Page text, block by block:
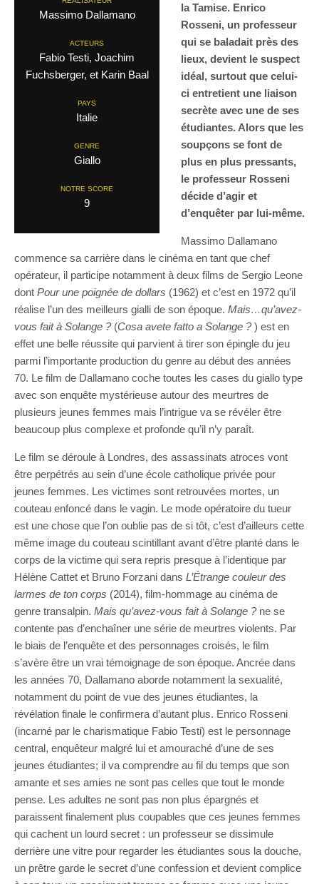
Massimo Dallamano
ACTEURS
Fabio Testi, Joachim
Fuchsberger, et Karin Baal
PAYS
Italie
GENRE
Giallo
NOTRE SCORE
9
la Tamise. Enrico
Rosseni, un professeur
qui se baladait près des
lieux, devient le suspect
idéal, surtout que celui-
ci entretient une liaison
secrète avec une de ses
étudiantes. Alors que les
soupçons se font de
plus en plus pressants,
le professeur Rosseni
décide d’agir et
d’enquêter par lui-même.
Massimo Dallamano
commence sa carrière dans le cinéma en tant que chef
opérateur, il participe notamment à deux films de Sergio Leone
dont Pour une poignée de dollars (1962) et c’est en 1972 qu’il
réalise l’un des meilleurs gialli de son époque. Mais…qu’avez-
vous fait à Solange ? (Cosa avete fatto a Solange ?) est en
effet une belle réussite qui parvient à tirer son épingle du jeu
parmi l’importante production du genre au début des années
70. Le film de Dallamano coche toutes les cases du giallo type
avec son enquête mystérieuse autour des meurtres de
plusieurs jeunes femmes mais l’intrigue va se révéler être
beaucoup plus complexe et profonde qu’il n’y paraît.
Le film se déroule à Londres, des assassinats atroces vont
être perpétrés au sein d’une école catholique privée pour
jeunes femmes. Les victimes sont retrouvées mortes, un
couteau enfoncé dans le vagin. Le mode opératoire du tueur
est une chose que l’on oublie pas de si tôt, c’est d’ailleurs cette
même image du couteau scintillant avant d’être planté dans le
corps de la victime qui sera repris presque à l’identique par
Hélène Cattet et Bruno Forzani dans L’Étrange couleur des
larmes de ton corps (2014), film-hommage au cinéma de
genre transalpin. Mais qu’avez-vous fait à Solange ? ne se
contente pas d’enchaîner une série de meurtres violents. Par
le biais de l’enquête et des personnages croisés, le film
s’avère être un vrai témoignage de son époque. Ancrée dans
les années 70, Dallamano aborde notamment la sexualité,
notamment du point de vue des jeunes étudiantes, la
révélation finale le confirmera d’autant plus. Enrico Rosseni
(incarné par le charismatique Fabio Testi) est le personnage
central, enquêteur malgré lui et amouraché d’une de ses
jeunes étudiantes; il va comprendre au fil du temps que son
amante et ses amies ne sont pas celles que tout le monde
pense. Les adultes ne sont pas non plus épargnés et
paraissent finalement plus coupables que ces jeunes femmes
qui cachent un lourd secret : un professeur se dissimule
derrière une vitre pour regarder les étudiantes sous la douche,
un prêtre garde le secret d’une confession et devient complice